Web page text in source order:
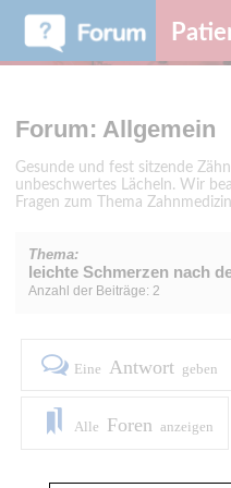
Forum: Allgemein
Gesunde und fest sitzende
unbeschwertes Lächeln. Wir
Fragen zum Thema
Thema:
leichte Schmerzen nach
Anzahl der Beiträge: 2
Eine Antwort geben
Alle Foren anzeigen